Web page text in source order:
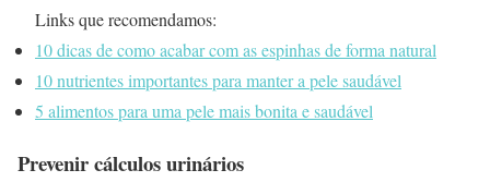
Links que recomendamos:
10 dicas de como acabar com as espinhas de forma natural
10 nutrientes importantes para manter a pele saudável
5 alimentos para uma pele mais bonita e saudável
Prevenir cálculos urinários